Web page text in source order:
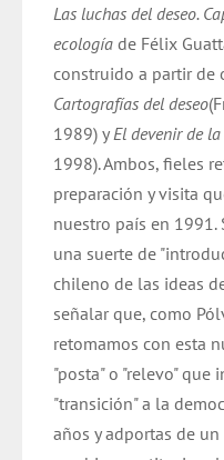
Las luchas del deseo.
ecología de Félix
construido a partir de
Cartografías del deseo
1989) yEl devenir de
1998). Ambos, fieles
preparación y visita
nuestro país en 1991.
una suerte de
chileno de las ideas
señalar que, como
retomamos con esta
"posta" o "relevo" que
"transición" a la
años y adportas de